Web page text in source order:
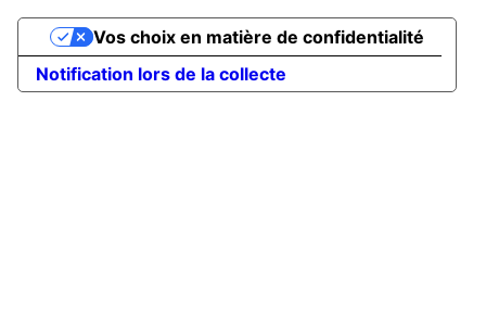
Notification lors de la collecte
Vos choix en matière de confidentialité